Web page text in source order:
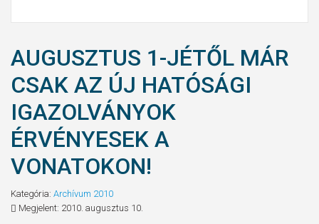
AUGUSZTUS 1-JÉTŐL MÁR
CSAK AZ ÚJ HATÓSÁGI
IGAZOLVÁNYOK
ÉRVÉNYESEK A
VONATOKON!
Kategória: Archívum 2010
Megjelent: 2010. augusztus 10.